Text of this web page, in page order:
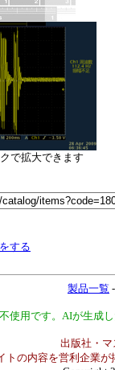
で拡大できます
する
製品一覧 -
使用です。AIが生成
出版社・マ
トの内容を営利企業